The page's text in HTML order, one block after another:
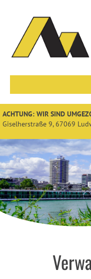
ACHTUNG: WIR SIND
Giselherstraße 9, 67069